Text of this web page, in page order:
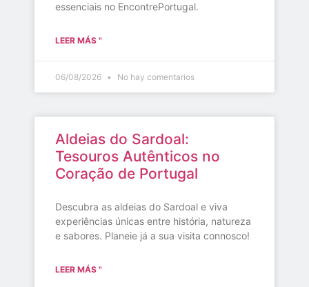
essenciais no EncontrePortugal.
LEER MÁS "
06/08/2026 No hay comentarios
Aldeias do Sardoal:
Tesouros Autênticos no
Coração de Portugal
Descubra as aldeias do Sardoal e viva
experiências únicas entre história, natureza
e sabores. Planeie já a sua visita connosco!
LEER MÁS "